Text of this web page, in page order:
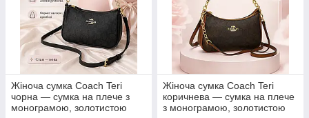
Жіноча сумка Coach Teri
чорна — сумка на плече з
монограмою, золотистою
Жіноча сумка Coach Teri
коричнева — сумка на плече
з монограмою, золотистою